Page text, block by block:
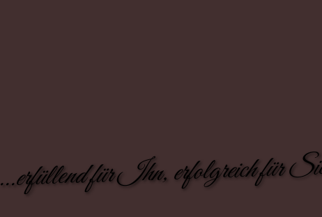
...erfüllend für Ihn, erfolgreich für